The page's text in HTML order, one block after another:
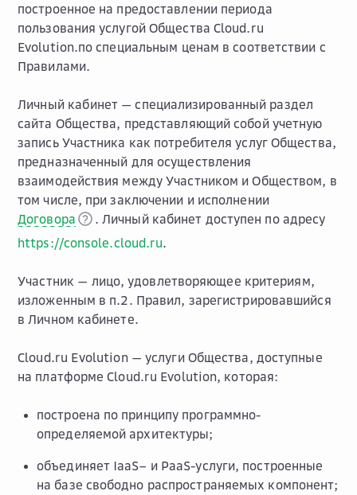
построенное на предоставлении периода
пользования услугой Общества Cloud.ru
Evolution.по специальным ценам в соответствии с
Правилами.
Личный кабинет — специализированный раздел
сайта Общества, представляющий собой учетную
запись Участника как потребителя услуг Общества,
предназначенный для осуществления
взаимодействия между Участником и Обществом, в
том числе, при заключении и исполнении
Договора
. Личный кабинет доступен по адресу
https://console.cloud.ru.
Участник — лицо, удовлетворяющее критериям,
изложенным в п.2. Правил, зарегистрировавшийся
в Личном кабинете.
Cloud.ru Evolution — услуги Общества, доступные
на платформе Cloud.ru Evolution, которая:
построена по принципу программно-
определяемой архитектуры;
объединяет IaaS– и PaaS-услуги, построенные
на базе свободно распространяемых компонент;